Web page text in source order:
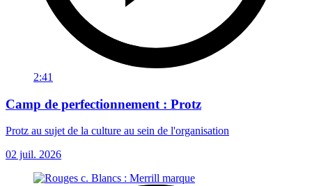
2:41
Camp de perfectionnement : Protz
Protz au sujet de la culture au sein de l'organisation
02 juil. 2026